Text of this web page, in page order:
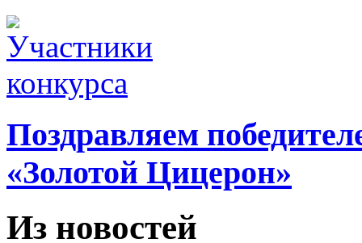
Поздравляем
«Золотой Цицерон»
Из новостей